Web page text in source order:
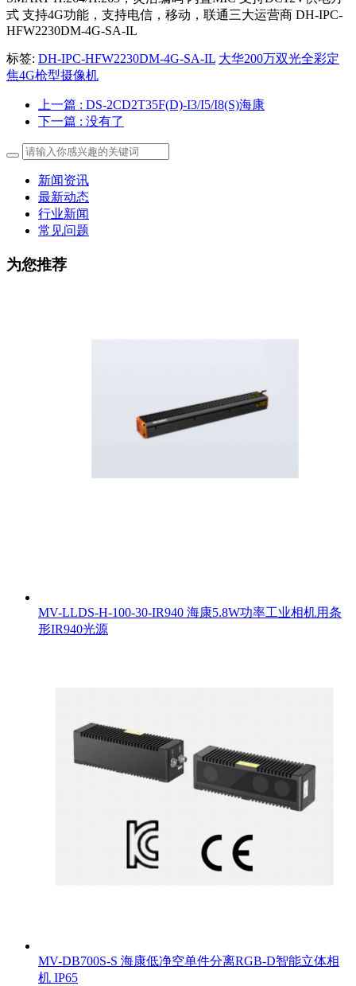
式 支持4G功能，支持电信，移动，联通三大运营商 DH-IPC-
HFW2230DM-4G-SA-IL
标签: DH-IPC-HFW2230DM-4G-SA-IL 大华200万双光全彩定
焦4G枪型摄像机
上一篇 : DS-2CD2T35F(D)-I3/I5/I8(S)海康
下一篇 : 没有了
新闻资讯
最新动态
行业新闻
常见问题
为您推荐
MV-LLDS-H-100-30-IR940 海康5.8W功率工业相机用条
形IR940光源
MV-DB700S-S 海康低净空单件分离RGB-D智能立体相
机 IP65